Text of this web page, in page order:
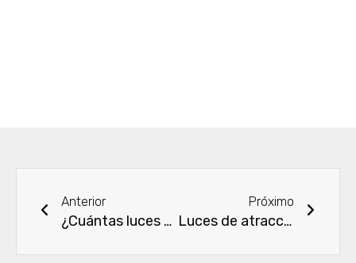
Anterior
¿Cuántas luces de pesca necesitas en un barco?
Próximo
Luces de atracción de peces LED de alta potencia: guía completa del comprador y consejos de aplicación